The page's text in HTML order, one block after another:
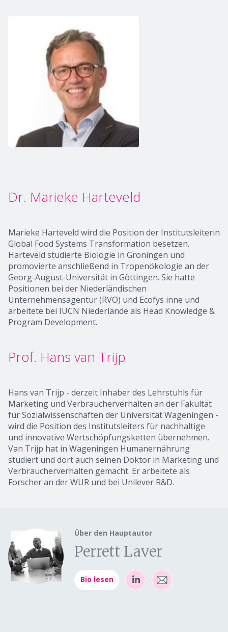
Dr. Marieke Harteveld
Marieke Harteveld wird die Position der Institutsleiterin
Global Food Systems Transformation besetzen.
Harteveld studierte Biologie in Groningen und
promovierte anschließend in Tropenökologie an der
Georg-August-Universität in Göttingen. Sie hatte
Positionen bei der Niederländischen
Unternehmensagentur (RVO) und Ecofys inne und
arbeitete bei IUCN Niederlande als Head Knowledge &
Program Development.
Prof. Hans van Trijp
Hans van Trijp - derzeit Inhaber des Lehrstuhls für
Marketing und Verbraucherverhalten an der Fakultät
für Sozialwissenschaften der Universität Wageningen -
wird die Position des Institutsleiters für nachhaltige
und innovative Wertschöpfungsketten übernehmen.
Van Trijp hat in Wageningen Humanernährung
studiert und dort auch seinen Doktor in Marketing und
Verbraucherverhalten gemacht. Er arbeitete als
Forscher an der WUR und bei Unilever R&D.
Über den Hauptautor
Perrett Laver
Bio lesen